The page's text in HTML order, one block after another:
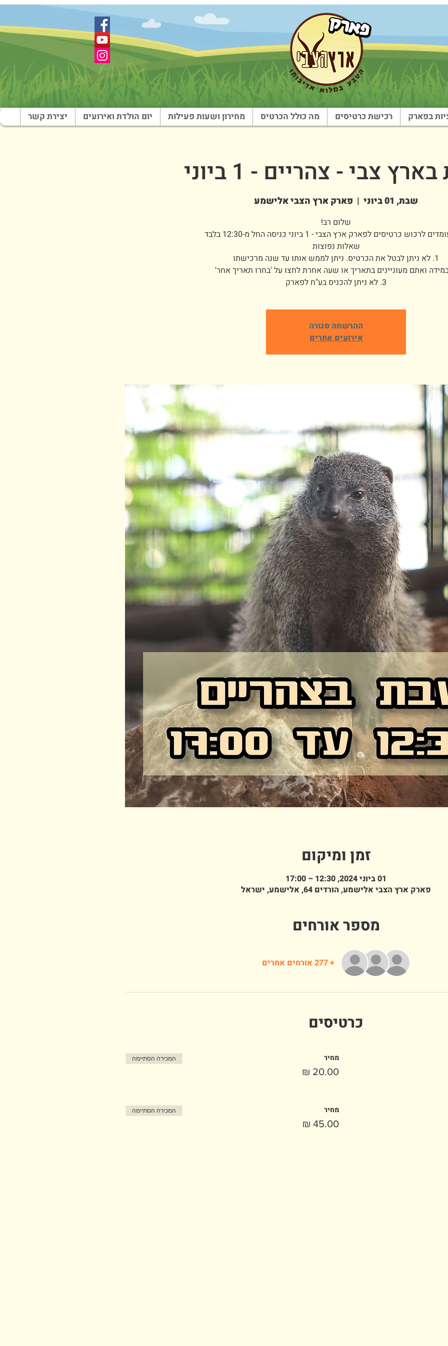
בפארק רכישת כרטיסים מה כולל הכרטיס מחירון ושעות פעילות יום הולדת ואירועים יצירת קשר
צבי - צהריים - 1 ביוני
שבת, 01 ביוני
  |
פארק ארץ הצבי אלישמע
3. לא ניתן להכניס בע"ח לפארק
ההרשמה סגורה
אירועים אחרים
זמן ומיקום
01 ביוני 2024, 12:30 – 17:00
פארק ארץ הצבי אלישמע, הורדים 64, אלישמע, ישראל
מספר אורחים
+ 277 אורחים אחרים
כרטיסים
מחיר המכירה הסתיימה
מחיר המכירה הסתיימה